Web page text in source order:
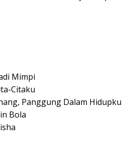
Mimpi
Citaku
Panggung Dalam Hidupku
Bola